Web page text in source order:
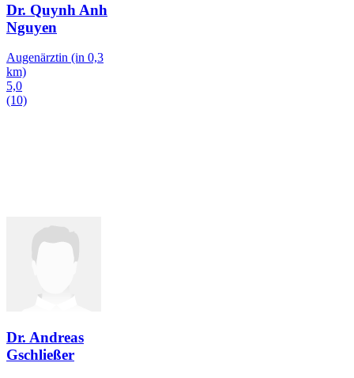
Dr. Quynh Anh
Nguyen
Augenärztin (in 0,3
km)
5,0
(10)
Dr. Andreas
Gschließer